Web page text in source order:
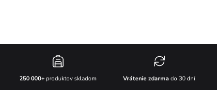
250 000+ produktov skladom Vrátenie zdarma do 30 dní